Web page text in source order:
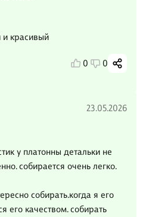
и красивый
0 0
23.05.2026
у платонны детальки не
собирается очень легко.
собирать.когда я его
его качеством. собирать